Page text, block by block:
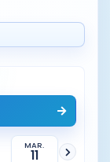
MAR.
11